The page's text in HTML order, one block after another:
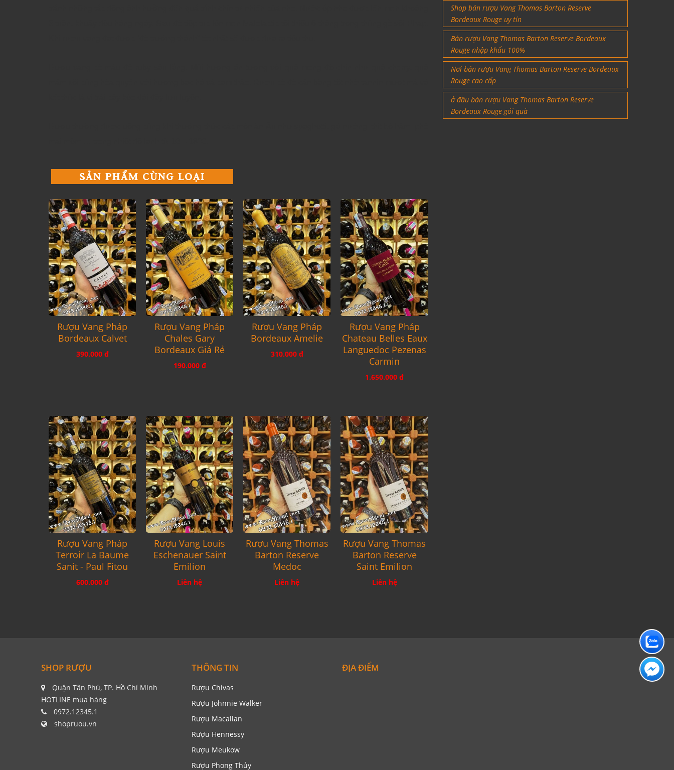
SẢN PHẨM CÙNG LOẠI
Rượu Vang Pháp
Bordeaux Calvet
390.000 đ
Rượu Vang Pháp
Chales Gary
Bordeaux Giá Rẻ
190.000 đ
Rượu Vang Pháp
Bordeaux Amelie
310.000 đ
Rượu Vang Pháp
Chateau Belles Eaux
Languedoc Pezenas
Carmin
1.650.000 đ
Rượu Vang Pháp
Terroir La Baume
Sanit - Paul Fitou
600.000 đ
Rượu Vang Louis
Eschenauer Saint
Emilion
Liên hệ
Rượu Vang Thomas
Barton Reserve
Medoc
Liên hệ
Rượu Vang Thomas
Barton Reserve
Saint Emilion
Liên hệ
Shop bán rượu Vang Thomas Barton Reserve
Bordeaux Rouge uy tín
Bán rượu Vang Thomas Barton Reserve Bordeaux
Rouge nhập khẩu 100%
Nơi bán rượu Vang Thomas Barton Reserve Bordeaux
Rouge cao cấp
ở đâu bán rượu Vang Thomas Barton Reserve
Bordeaux Rouge gói quà
SHOP RƯỢU
Quận Tân Phú, TP. Hồ Chí Minh
HOTLINE mua hàng
0972.12345.1
shopruou.vn
THÔNG TIN
Rượu Chivas
Rượu Johnnie Walker
Rượu Macallan
Rượu Hennessy
Rượu Meukow
Rượu Phong Thủy
ĐỊA ĐIỂM